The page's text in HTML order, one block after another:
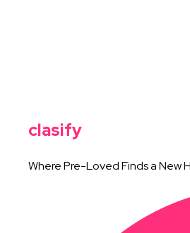
clasify
Where Pre-Loved Finds a New